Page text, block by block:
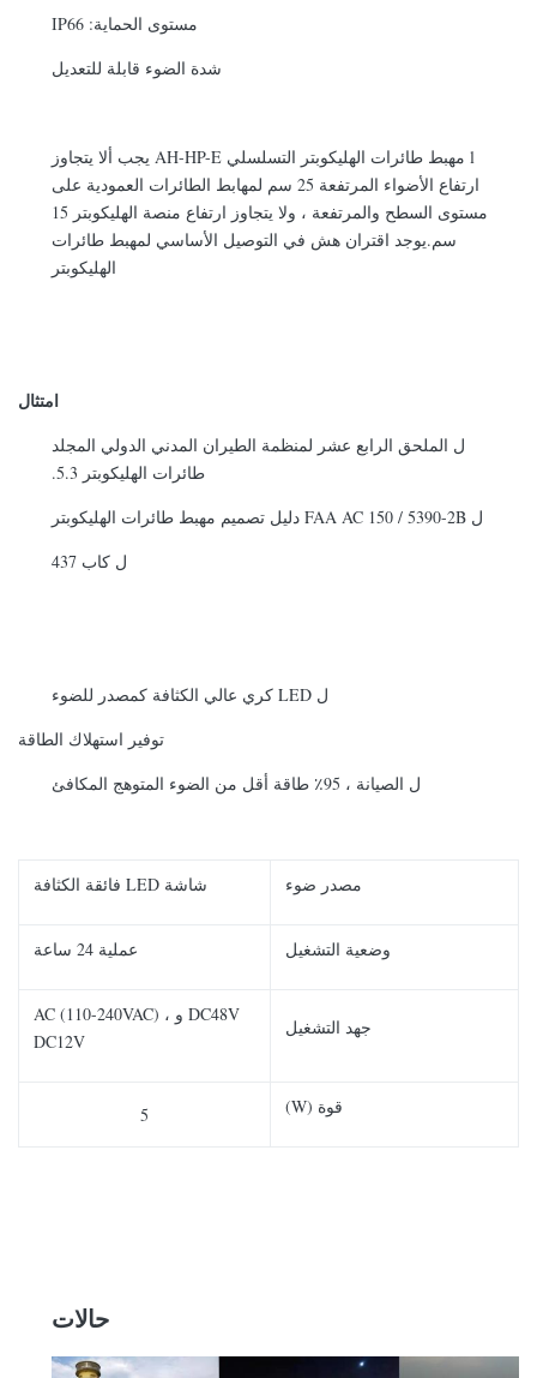
مستوى الحماية: IP66
شدة الضوء قابلة للتعديل
l مهبط طائرات الهليكوبتر التسلسلي AH-HP-E يجب ألا يتجاوز
ارتفاع الأضواء المرتفعة 25 سم لمهابط الطائرات العمودية على
مستوى السطح والمرتفعة ، ولا يتجاوز ارتفاع منصة الهليكوبتر 15
سم.يوجد اقتران هش في التوصيل الأساسي لمهبط طائرات
الهليكوبتر
امتثال
ل الملحق الرابع عشر لمنظمة الطيران المدني الدولي المجلد
طائرات الهليكوبتر 5.3.
ل FAA AC 150 / 5390-2B دليل تصميم مهبط طائرات الهليكوبتر
ل كاب 437
ل LED كري عالي الكثافة كمصدر للضوء
توفير استهلاك الطاقة
ل الصيانة ، 95٪ طاقة أقل من الضوء المتوهج المكافئ
مصدر ضوء شاشة LED فائقة الكثافة
وضعية التشغيل عملية 24 ساعة
جهد التشغيل
DC48V و AC (110-240VAC) ،
DC12V
قوة (W) 5
حالات